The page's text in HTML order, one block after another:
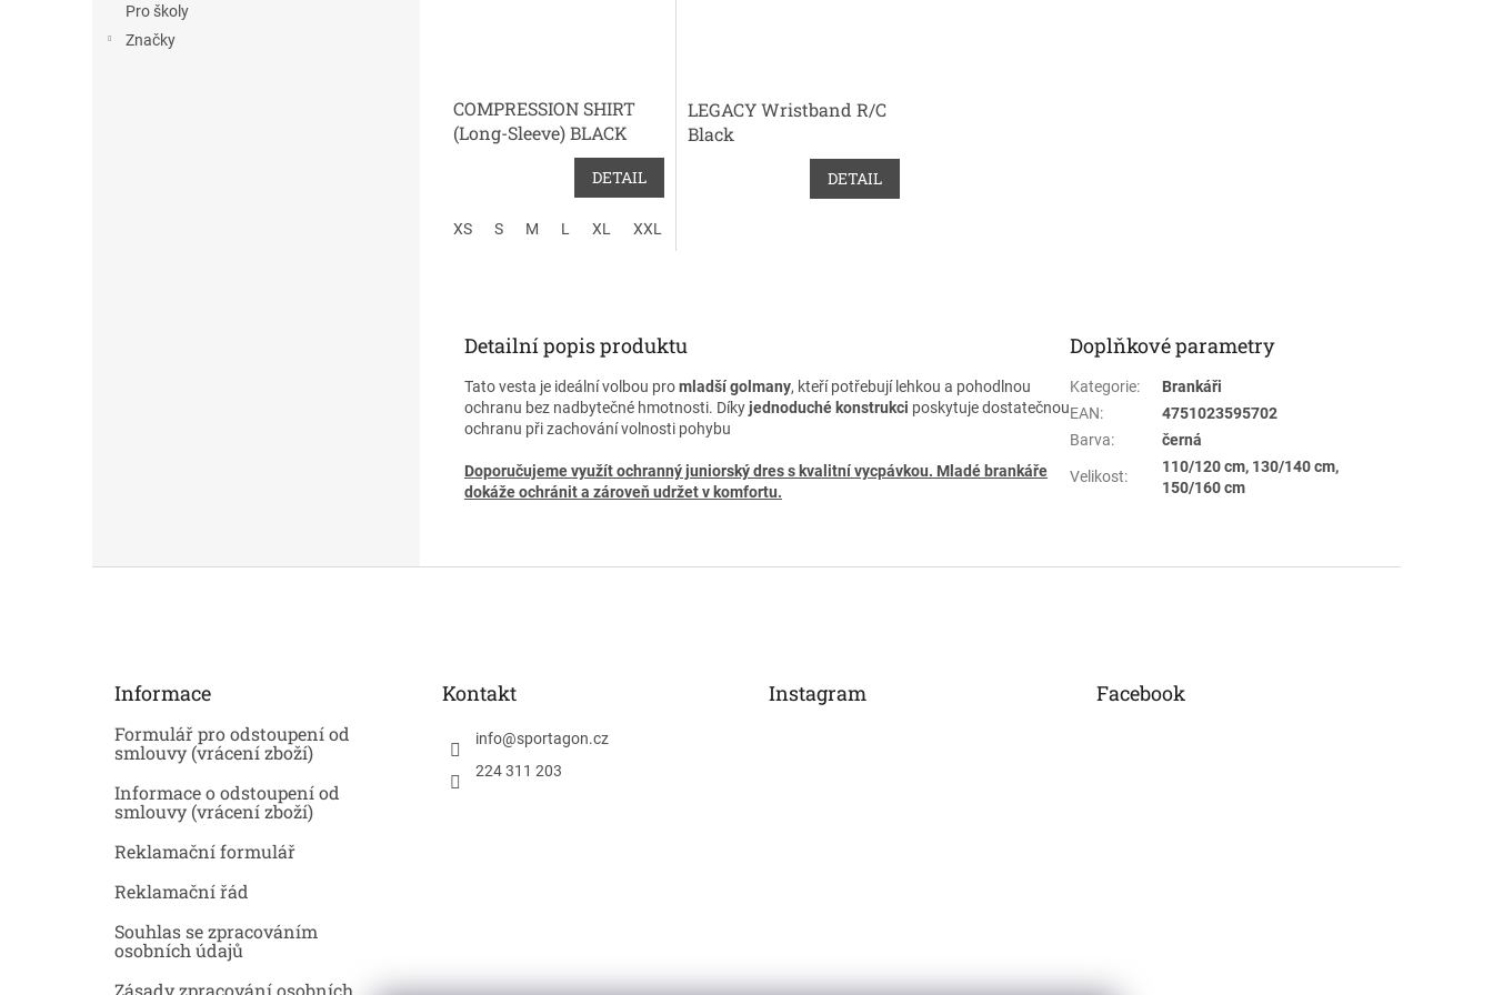
Pro školy
Značky
COMPRESSION SHIRT
(Long-Sleeve) BLACK
DETAIL
XS S M L XL XXL
LEGACY Wristband R/C
Black
DETAIL
Detailní popis produktu
Tato vesta je ideální volbou promladší golmany, kteří potřebují lehkou a pohodlnou
ochranu bez nadbytečné hmotnosti. Díkyjednoduché konstrukci poskytuje dostatečnou
ochranu při zachování volnosti pohybu
Doporučujeme využítochranný juniorský dress kvalitní vycpávkou. Mladé brankáře
dokáže ochránit a zároveň udržet v komfortu.
Doplňkové parametry
Kategorie:
Brankáři
EAN:
4751023595702
Barva: černá
Velikost:
110/120 cm, 130/140 cm,
150/160 cm
Informace
Formulář pro odstoupení od
smlouvy (vrácení zboží)
Informace o odstoupení od
smlouvy (vrácení zboží)
Reklamační formulář
Reklamační řád
Souhlas se zpracováním
osobních údajů
Zásady zpracování osobních
Kontakt
info@sportagon.cz
224 311 203
Instagram Facebook